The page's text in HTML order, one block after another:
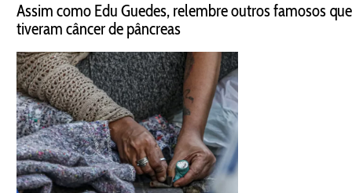
Assim como Edu Guedes, relembre outros famosos que
tiveram câncer de pâncreas